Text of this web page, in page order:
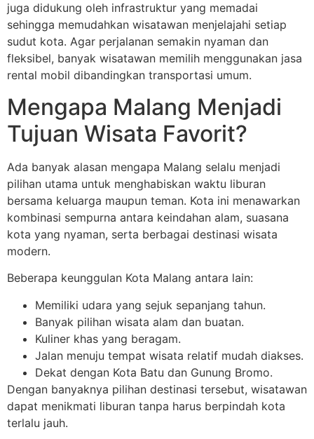
juga didukung oleh infrastruktur yang memadai
sehingga memudahkan wisatawan menjelajahi setiap
sudut kota. Agar perjalanan semakin nyaman dan
fleksibel, banyak wisatawan memilih menggunakan jasa
rental mobil dibandingkan transportasi umum.
Mengapa Malang Menjadi
Tujuan Wisata Favorit?
Ada banyak alasan mengapa Malang selalu menjadi
pilihan utama untuk menghabiskan waktu liburan
bersama keluarga maupun teman. Kota ini menawarkan
kombinasi sempurna antara keindahan alam, suasana
kota yang nyaman, serta berbagai destinasi wisata
modern.
Beberapa keunggulan Kota Malang antara lain:
Memiliki udara yang sejuk sepanjang tahun.
Banyak pilihan wisata alam dan buatan.
Kuliner khas yang beragam.
Jalan menuju tempat wisata relatif mudah diakses.
Dekat dengan Kota Batu dan Gunung Bromo.
Dengan banyaknya pilihan destinasi tersebut, wisatawan
dapat menikmati liburan tanpa harus berpindah kota
terlalu jauh.